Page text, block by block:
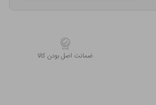
ﺿﻤﺎﻧﺖ اﺻﻞ ﺑﻮدن ﮐﺎﻟﺎ